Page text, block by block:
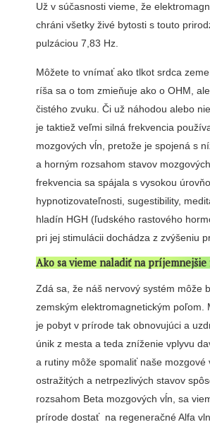
Už v súčasnosti vieme, že
chráni všetky živé bytosti s touto
pulzáciou 7,83 Hz.
Môžete to vnímať ako tlkot srdca
ríša sa o tom zmieňuje ako o OHM,
čistého zvuku. Či už náhodou alebo
je taktiež veľmi silná frekvencia
mozgových vĺn, pretože je spojená s
a horným rozsahom stavov
frekvencia sa spájala s vysokou
hypnotizovateľnosti, sugestibility,
hladín HGH (ľudského rastového
pri jej stimulácii dochádza z zvýšeniu
Ako sa vieme naladiť na
Zdá sa, že náš nervový systém môže
zemským elektromagnetickým poľom.
je pobyt v prírode tak obnovujúci a
únik z mesta a teda zníženie vplyvu
a rutiny môže spomaliť naše mozgové
ostražitých a netrpezlivých stavov
rozsahom Beta mozgových vĺn, sa
prírode dostať na regeneračné Alfa